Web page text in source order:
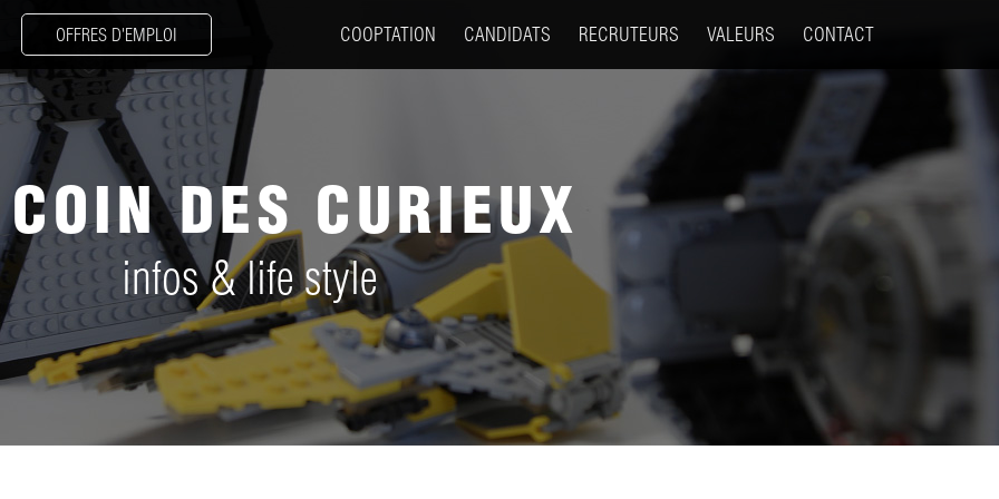
OFFRES D'EMPLOI COOPTATION CANDIDATS RECRUTEURS VALEURS CONTACT
DES CURIEUX
infos & life style